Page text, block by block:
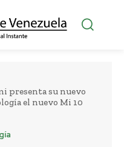
presenta su nuevo
el nuevo Mi 10